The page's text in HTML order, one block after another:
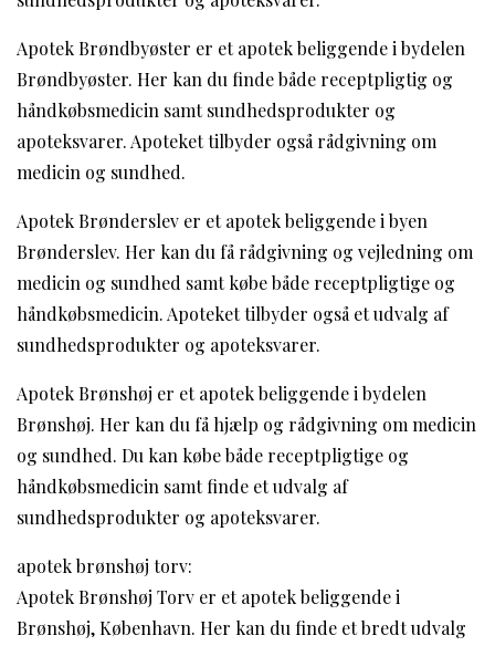
Apotek Brøndbyøster er et apotek beliggende i bydelen
Brøndbyøster. Her kan du finde både receptpligtig og
håndkøbsmedicin samt sundhedsprodukter og
apoteksvarer. Apoteket tilbyder også rådgivning om
medicin og sundhed.
Apotek Brønderslev er et apotek beliggende i byen
Brønderslev. Her kan du få rådgivning og vejledning om
medicin og sundhed samt købe både receptpligtige og
håndkøbsmedicin. Apoteket tilbyder også et udvalg af
sundhedsprodukter og apoteksvarer.
Apotek Brønshøj er et apotek beliggende i bydelen
Brønshøj. Her kan du få hjælp og rådgivning om medicin
og sundhed. Du kan købe både receptpligtige og
håndkøbsmedicin samt finde et udvalg af
sundhedsprodukter og apoteksvarer.
apotek brønshøj torv:
Apotek Brønshøj Torv er et apotek beliggende i
Brønshøj, København. Her kan du finde et bredt udvalg